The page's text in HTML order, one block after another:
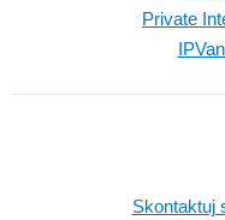
Private
Skontaktuj